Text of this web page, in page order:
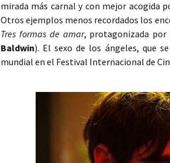
mirada más carnal y con mejor acogida
Otros ejemplos menos recordados los
Tres formas de amar, protagonizada por
Baldwin). El sexo de los ángeles, que
mundial en el Festival Internacional de